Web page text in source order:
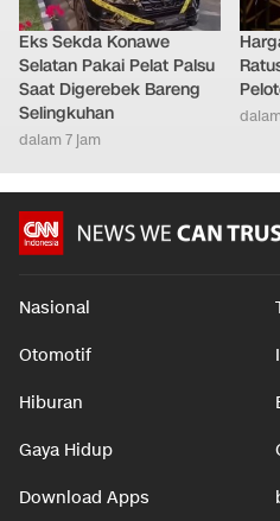
Eks Sekda Konawe
Selatan Pakai Pelat Palsu
Saat Digerebek Bareng
Selingkuhan
dalam 7 jam
Nasional
Otomotif
Hiburan
Gaya Hidup
Download Apps